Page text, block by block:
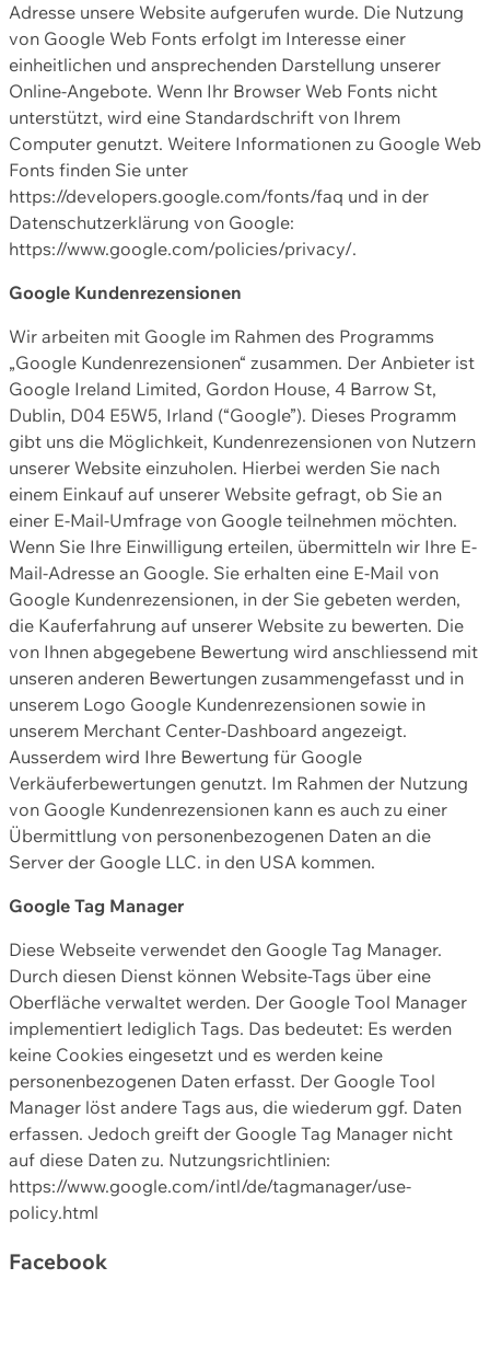
Adresse unsere Website aufgerufen wurde. Die Nutzung
von Google Web Fonts erfolgt im Interesse einer
einheitlichen und ansprechenden Darstellung unserer
Online-Angebote. Wenn Ihr Browser Web Fonts nicht
unterstützt, wird eine Standardschrift von Ihrem
Computer genutzt. Weitere Informationen zu Google Web
Fonts finden Sie unter
https://developers.google.com/fonts/faq und in der
Datenschutzerklärung von Google:
https://www.google.com/policies/privacy/.
Google Kundenrezensionen
Wir arbeiten mit Google im Rahmen des Programms
„Google Kundenrezensionen“ zusammen. Der Anbieter ist
Google Ireland Limited, Gordon House, 4 Barrow St,
Dublin, D04 E5W5, Irland (“Google”). Dieses Programm
gibt uns die Möglichkeit, Kundenrezensionen von Nutzern
unserer Website einzuholen. Hierbei werden Sie nach
einem Einkauf auf unserer Website gefragt, ob Sie an
einer E-Mail-Umfrage von Google teilnehmen möchten.
Wenn Sie Ihre Einwilligung erteilen, übermitteln wir Ihre E-
Mail-Adresse an Google. Sie erhalten eine E-Mail von
Google Kundenrezensionen, in der Sie gebeten werden,
die Kauferfahrung auf unserer Website zu bewerten. Die
von Ihnen abgegebene Bewertung wird anschliessend mit
unseren anderen Bewertungen zusammengefasst und in
unserem Logo Google Kundenrezensionen sowie in
unserem Merchant Center-Dashboard angezeigt.
Ausserdem wird Ihre Bewertung für Google
Verkäuferbewertungen genutzt. Im Rahmen der Nutzung
von Google Kundenrezensionen kann es auch zu einer
Übermittlung von personenbezogenen Daten an die
Server der Google LLC. in den USA kommen.
Google Tag Manager
Diese Webseite verwendet den Google Tag Manager.
Durch diesen Dienst können Website-Tags über eine
Oberfläche verwaltet werden. Der Google Tool Manager
implementiert lediglich Tags. Das bedeutet: Es werden
keine Cookies eingesetzt und es werden keine
personenbezogenen Daten erfasst. Der Google Tool
Manager löst andere Tags aus, die wiederum ggf. Daten
erfassen. Jedoch greift der Google Tag Manager nicht
auf diese Daten zu. Nutzungsrichtlinien:
https://www.google.com/intl/de/tagmanager/use-
policy.html
Facebook